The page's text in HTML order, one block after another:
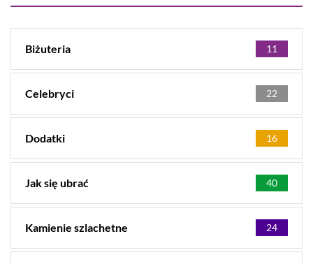
Biżuteria 11
Celebryci 22
Dodatki 16
Jak się ubrać 40
Kamienie szlachetne 24